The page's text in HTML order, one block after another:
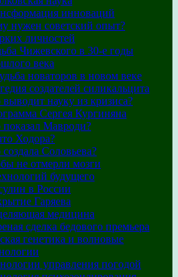
инноваций
нужен советский опыт?
личностей
Чижевского в 30-е годы
века
новаторов в новом веке
создателей силикальцита
выводит науку из кризиса?
Сергея Кургиняна
показал Мавроди?
Ходора?
создала Соловьева?
не отмерли мозги
будущего
в России
Гаряева
медицина
сделка бедового премьера
генетика и волновые
управления погодой